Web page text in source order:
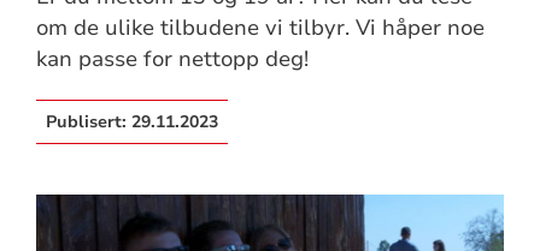
om de ulike tilbudene vi tilbyr. Vi håper noe
kan passe for nettopp deg!
Publisert: 29.11.2023